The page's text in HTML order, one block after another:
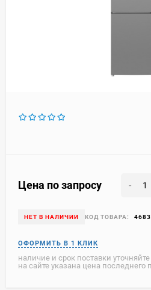
Цена по запросу -
НЕТ В НАЛИЧИИ КОД ТОВАРА:
наличие и срок поставки
на сайте указана цена последнего